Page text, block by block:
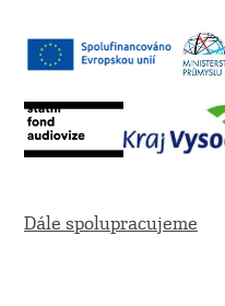
Dále spolupracujeme